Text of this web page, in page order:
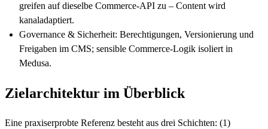
greifen auf dieselbe Commerce-API zu – Content wird
kanaladaptiert.
Governance & Sicherheit: Berechtigungen, Versionierung und
Freigaben im CMS; sensible Commerce-Logik isoliert in
Medusa.
Zielarchitektur im Überblick
Eine praxiserprobte Referenz besteht aus drei Schichten: (1)